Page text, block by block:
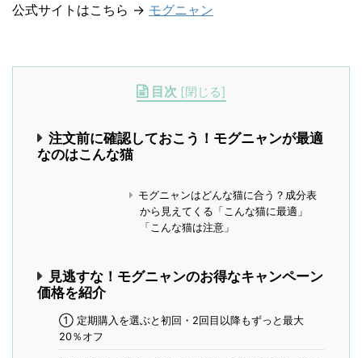
公式サイトはこちら → モグニャン
目次 [閉じる]
注文前に確認しておこう！モグニャンが最適
なのはこんな猫
モグニャンはどんな猫に合う？成分表
から見えてくる「こんな猫に最適」
「こんな猫は注意」
見逃すな！モグニャンのお得なキャンペーン
価格を紹介
➀ 定期購入を選ぶと初回・2回目以降もずっと最大
20％オフ